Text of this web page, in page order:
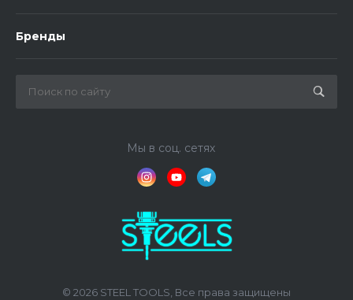
Бренды
Мы в соц. сетях
© 2026 STEEL TOOLS, Все права защищены